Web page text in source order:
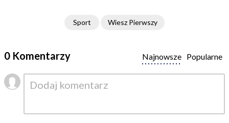
Sport Wiesz Pierwszy
0 Komentarzy Popularne
Najnowsze